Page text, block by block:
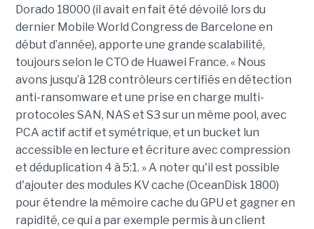
Dorado 18000 (il avait en fait été dévoilé lors du
dernier Mobile World Congress de Barcelone en
début d’année), apporte une grande scalabilité,
toujours selon le CTO de Huawei France. « Nous
avons jusqu’à 128 contrôleurs certifiés en détection
anti-ransomware et une prise en charge multi-
protocoles SAN, NAS et S3 sur un même pool, avec
PCA actif actif et symétrique, et un bucket lun
accessible en lecture et écriture avec compression
et déduplication 4 à 5:1. » A noter qu'il est possible
d'ajouter des modules KV cache (OceanDisk 1800)
pour étendre la mémoire cache du GPU et gagner en
rapidité, ce qui a par exemple permis à un client